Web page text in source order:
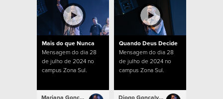
Mais do que Nunca
Mensagem do dia 28
de julho de 2024 no
campus Zona Sul.
Quando Deus Decide
Mensagem do dia 28
de julho de 2024 no
campus Zona Sul.